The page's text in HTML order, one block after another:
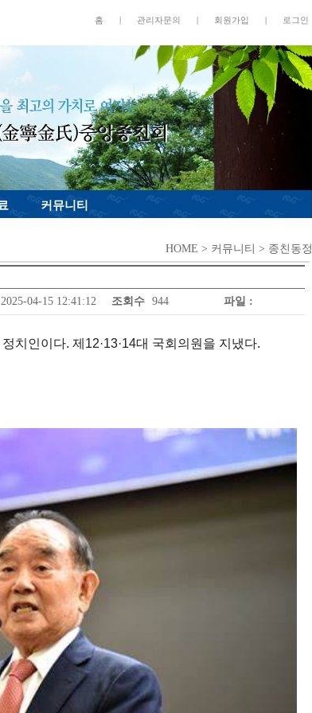
로그인
|
회원가입
|
관리자문의
|
홈
커뮤니티
HOME > 커뮤니티 > 종친동정
2025-04-15 12:41:12 조회수 944 파일 :
정치인이다. 제12·13·14대 국회의원을 지냈다.